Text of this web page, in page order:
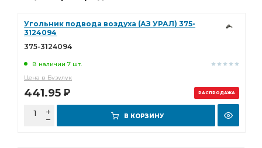
РАСПРОДАЖА
Угольник подвода воздуха (АЗ УРАЛ) 375-
3124094
375-3124094
В наличии 7 шт.
Цена в Бузулук
441.95 Р
В КОРЗИНУ